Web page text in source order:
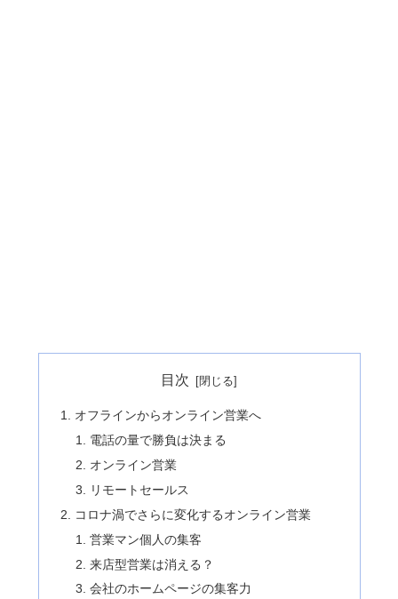
目次
オフラインからオンライン営業へ
電話の量で勝負は決まる
オンライン営業
リモートセールス
コロナ渦でさらに変化するオンライン営業
営業マン個人の集客
来店型営業は消える？
会社のホームページの集客力